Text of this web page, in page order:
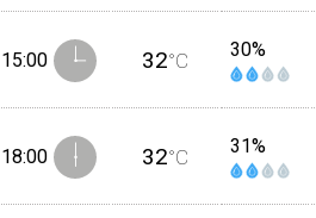
15:00 32°C 30%
18:00 32°C 31%